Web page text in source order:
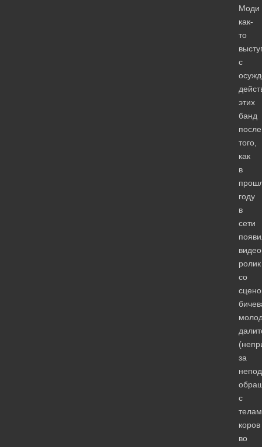
Моди
как-
то
с
этих
банд
после
того,
как
в
году
в
сети
ролик
со
за
с
коров
во